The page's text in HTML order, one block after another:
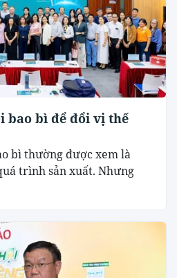
bao bì để đổi vị thế
bì thường được xem là
trình sản xuất. Nhưng